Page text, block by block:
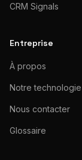
CRM Signals
Entreprise
À propos
Notre technologie
Nous contacter
Glossaire